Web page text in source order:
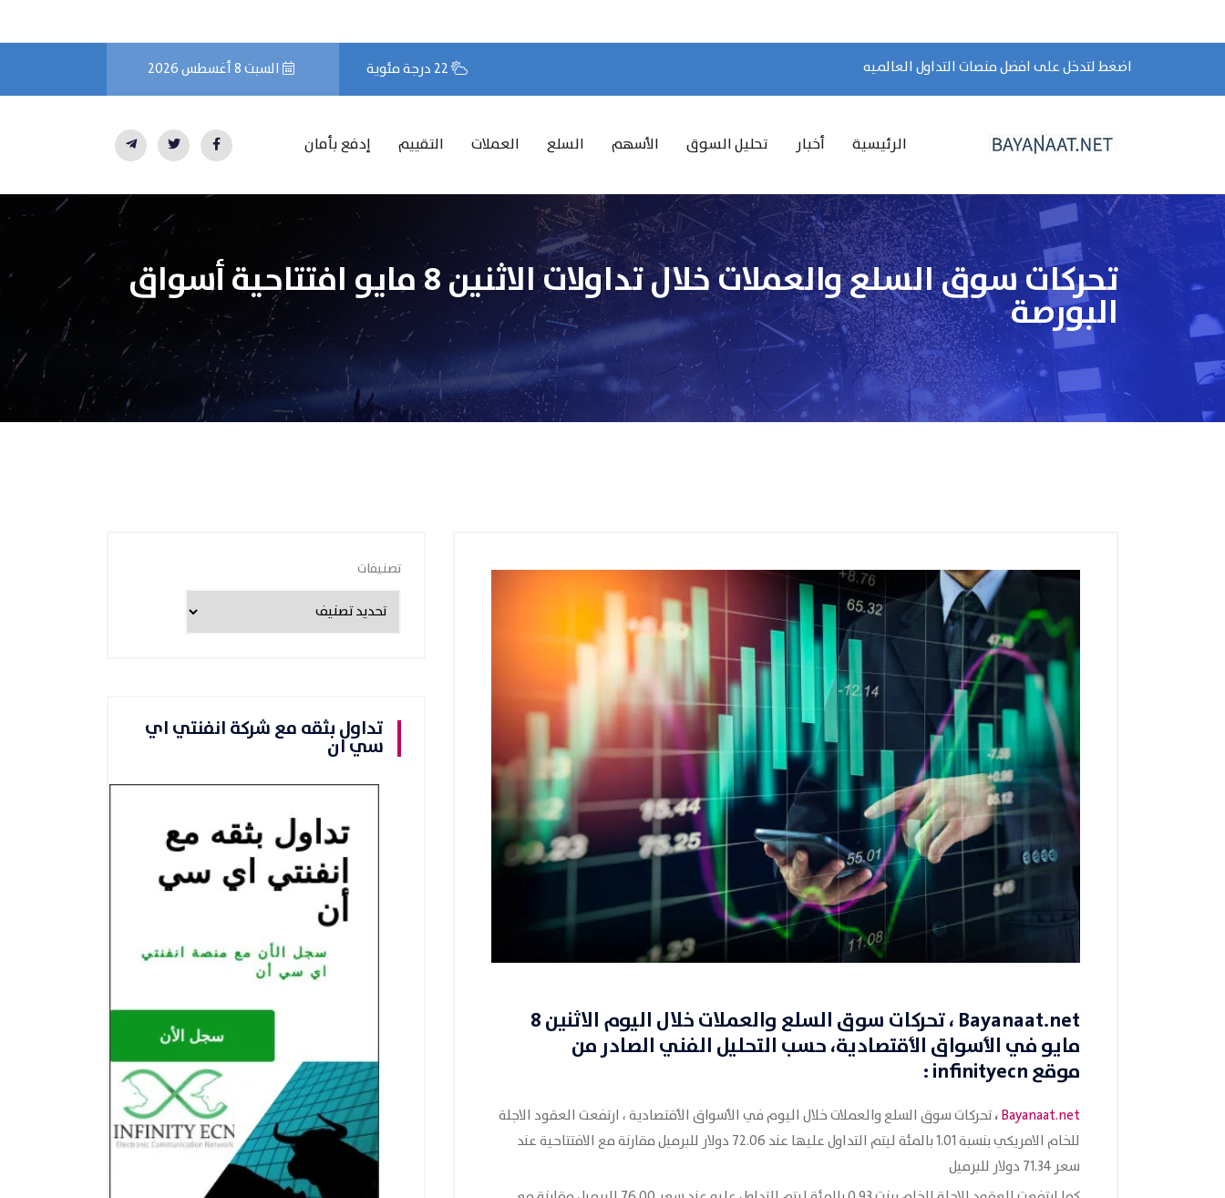
اضغط لتدخل على افضل منصات التداول العالميه 22 درجة مئوية السبت 8 أغسطس 2026
الرئيسية أخبار تحليل السوق الأسهم السلع العملات التقييم إدفع بأمان
تحركات سوق السلع والعملات خلال تداولات الاثنين 8 مايو افتتاحية أسواق
البورصة
Bayanaat.net ، تحركات سوق السلع والعملات خلال اليوم الاثنين 8
مايو في الأسواق الأقتصادية، حسب التحليل الفني الصادر من
موقعinfinityecn
:
Bayanaat.net،تحركات سوق السلع والعملات خلال اليوم في الأسواق الأقتصادية ، ارتفعت العقود الاجلة
للخام الامريكي بنسبة 1.01 بالمئة ليتم التداول عليها عند 72.06 دولار للبرميل مقارنة مع الافتتاحية عند
سعر 71.34 دولار للبرميل
تصنيفات
تداول بثقه مع شركة انفنتي اي
سي ان